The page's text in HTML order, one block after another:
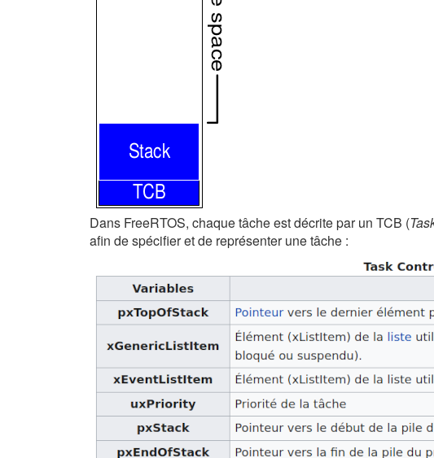
Dans FreeRTOS, chaque tâche est décrite par un TCB (
afin de spécifier et de représenter une tâche :